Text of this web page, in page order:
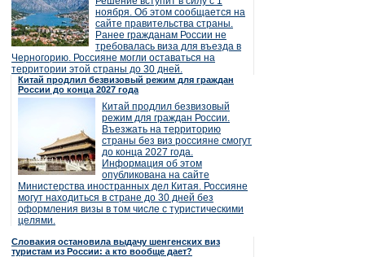
ноября. Об этом сообщается на
сайте правительства страны.
Ранее гражданам России не
требовалась виза для въезда в
Черногорию. Россияне могли оставаться на
территории этой страны до 30 дней.
Китай продлил безвизовый режим для граждан
России до конца 2027 года
Китай продлил безвизовый
режим для граждан России.
Въезжать на территорию
страны без виз россияне смогут
до конца 2027 года.
Информация об этом
опубликована на сайте
Министерства иностранных дел Китая. Россияне
могут находиться в стране до 30 дней без
оформления визы в том числе с туристическими
целями.
Словакия остановила выдачу шенгенских виз
туристам из России: а кто вообще дает?